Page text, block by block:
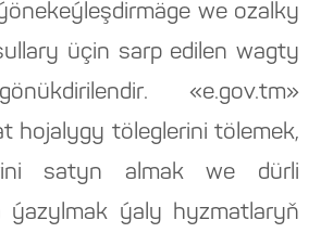
we ozalky
üçin sarp edilen wagty
«e.gov.tm»
hojalygy töleglerini tölemek,
satyn almak we dürli
ýazylmak ýaly hyzmatlaryň